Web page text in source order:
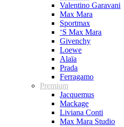
Valentino Garavani
Max Mara
Sportmax
‘S Max Mara
Givenchy
Loewe
Alaïa
Prada
Ferragamo
Premium
Jacquemus
Mackage
Liviana Conti
Max Mara Studio